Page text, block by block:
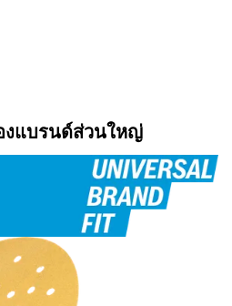
งแบรนด์ส่วนใหญ่